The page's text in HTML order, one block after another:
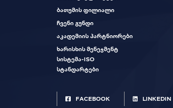
ბათუმის ფილიალი
ჩვენი გუნდი
აკადემიის პარტნიორები
ხარისხის მენეჯმენტ
სისტემა-ISO
სტანდარტები
FACEBOOK LINKEDIN